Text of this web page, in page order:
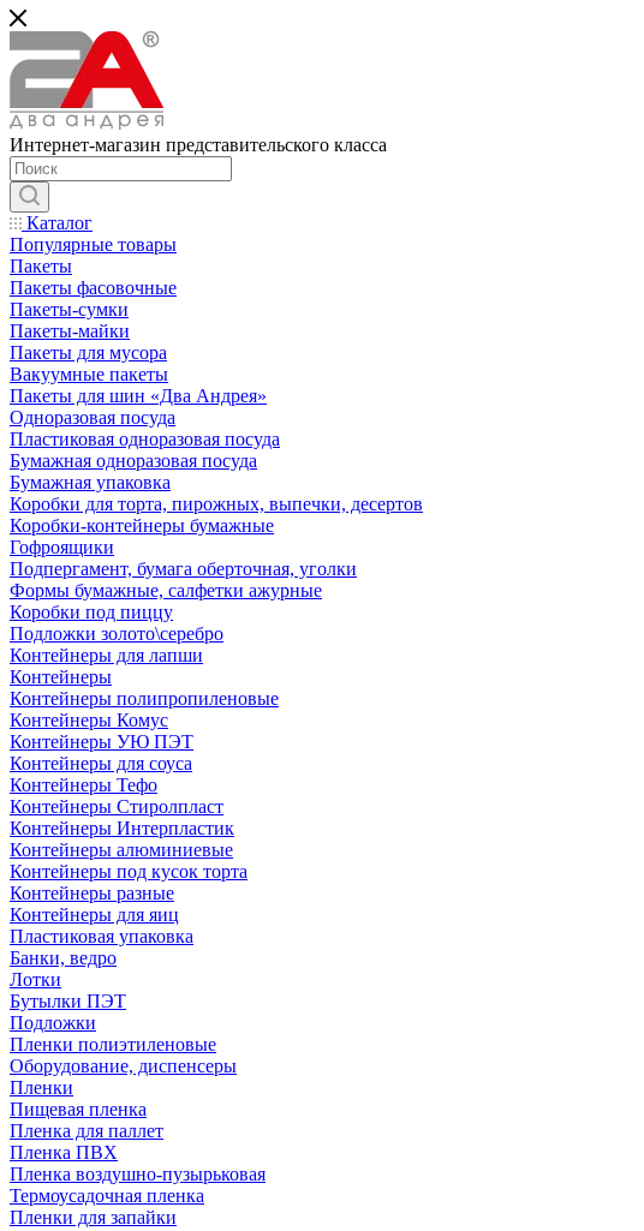
Интернет-магазин представительского класса
Каталог
Популярные товары
Пакеты
Пакеты фасовочные
Пакеты-сумки
Пакеты-майки
Пакеты для мусора
Вакуумные пакеты
Пакеты для шин «Два Андрея»
Одноразовая посуда
Пластиковая одноразовая посуда
Бумажная одноразовая посуда
Бумажная упаковка
Коробки для торта, пирожных, выпечки, десертов
Коробки-контейнеры бумажные
Гофроящики
Подпергамент, бумага оберточная, уголки
Формы бумажные, салфетки ажурные
Коробки под пиццу
Подложки золото\серебро
Контейнеры для лапши
Контейнеры
Контейнеры полипропиленовые
Контейнеры Комус
Контейнеры УЮ ПЭТ
Контейнеры для соуса
Контейнеры Тефо
Контейнеры Стиролпласт
Контейнеры Интерпластик
Контейнеры алюминиевые
Контейнеры под кусок торта
Контейнеры разные
Контейнеры для яиц
Пластиковая упаковка
Банки, ведро
Лотки
Бутылки ПЭТ
Подложки
Пленки полиэтиленовые
Оборудование, диспенсеры
Пленки
Пищевая пленка
Пленка для паллет
Пленка ПВХ
Пленка воздушно-пузырьковая
Термоусадочная пленка
Пленки для запайки